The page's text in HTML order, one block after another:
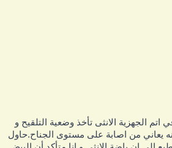
الجهزية الانثى تأخذ وضعية التلقيح و
يعاني من اصابة على مستوى الجناح.حاول